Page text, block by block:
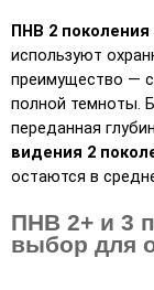
ПНВ 2 поколения
используют
преимущество —
полной темноты.
переданная
видения 2
остаются в
ПНВ 2+ и 3
выбор для